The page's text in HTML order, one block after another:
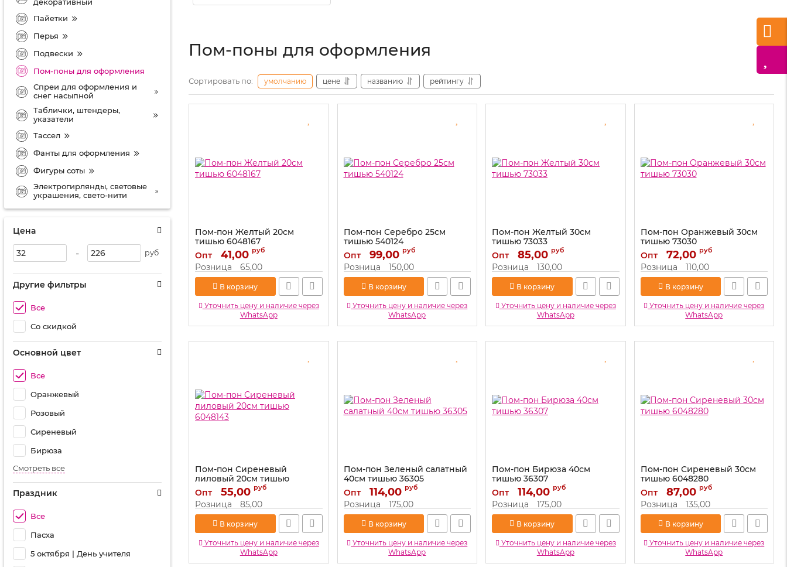
Пайетки
Перья
Подвески
Пом-поны для оформления
Спреи для оформления и
снег насыпной
Таблички, штендеры,
указатели
Тассел
Фанты для оформления
Фигуры соты
Электрогирлянды, световые
украшения, свето-нити
Цена
- руб
Другие фильтры
Все
Со скидкой
Основной цвет
Все
Оранжевый
Розовый
Сиреневый
Бирюза
Смотреть все
Праздник
Все
Пасха
5 октября | День учителя
Пом-поны для оформления
Сортировать по: умолчанию цене названию рейтингу
Пом-пон Желтый 20см
тишью 6048167
Артикул: 6048167
Опт 41,00 руб
Розница 65,00
В корзину
Уточнить цену и наличие через
WhatsApp
Пом-пон Серебро 25см
тишью 540124
Артикул: 540124
Опт 99,00 руб
Розница 150,00
В корзину
Уточнить цену и наличие через
WhatsApp
Пом-пон Желтый 30см
тишью 73033
Артикул: 73033
Опт 85,00 руб
Розница 130,00
В корзину
Уточнить цену и наличие через
WhatsApp
Пом-пон Оранжевый 30см
тишью 73030
Артикул: 73030
Опт 72,00 руб
Розница 110,00
В корзину
Уточнить цену и наличие через
WhatsApp
Пом-пон Сиреневый
лиловый 20см тишью
6048143
Артикул: 6048143
Опт 55,00 руб
Розница 85,00
В корзину
Уточнить цену и наличие через
WhatsApp
Пом-пон Зеленый салатный
40см тишью 36305
Артикул: 36305
Опт 114,00 руб
Розница 175,00
В корзину
Уточнить цену и наличие через
WhatsApp
Пом-пон Бирюза 40см
тишью 36307
Артикул: 36307
Опт 114,00 руб
Розница 175,00
В корзину
Уточнить цену и наличие через
WhatsApp
Пом-пон Сиреневый 30см
тишью 6048280
Артикул: 6048280
Опт 87,00 руб
Розница 135,00
В корзину
Уточнить цену и наличие через
WhatsApp